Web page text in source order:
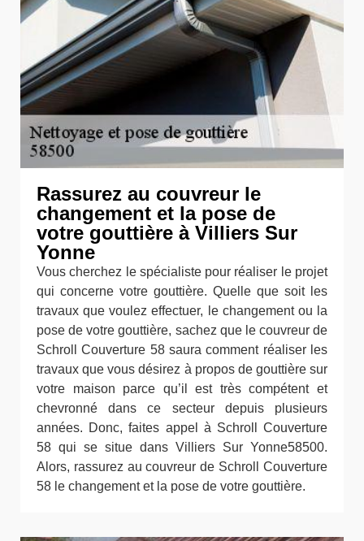
Rassurez au couvreur le
changement et la pose de
votre gouttière à Villiers Sur
Yonne
Vous cherchez le spécialiste pour réaliser le projet
qui concerne votre gouttière. Quelle que soit les
travaux que voulez effectuer, le changement ou la
pose de votre gouttière, sachez que le couvreur de
Schroll Couverture 58 saura comment réaliser les
travaux que vous désirez à propos de gouttière sur
votre maison parce qu’il est très compétent et
chevronné dans ce secteur depuis plusieurs
années. Donc, faites appel à Schroll Couverture
58 qui se situe dans Villiers Sur Yonne58500.
Alors, rassurez au couvreur de Schroll Couverture
58 le changement et la pose de votre gouttière.